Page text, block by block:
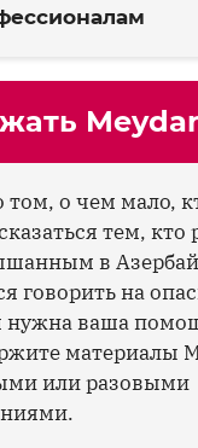
о чем мало,
тем, кто
в
говорить на
ваша
материалы
или разовыми